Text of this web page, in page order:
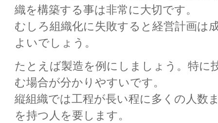
織を構築する事は非常に大切です。
むしろ組織化に失敗すると経営計画は
よいでしょう。
たとえば製造を例にしましょう。特に
む場合が分かりやすいです。
縦組織では工程が長い程に多くの人数
を持つ人を要します。